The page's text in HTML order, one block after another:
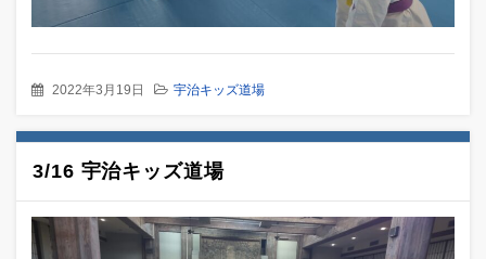
2022年3月19日 宇治キッズ道場
3/16 宇治キッズ道場